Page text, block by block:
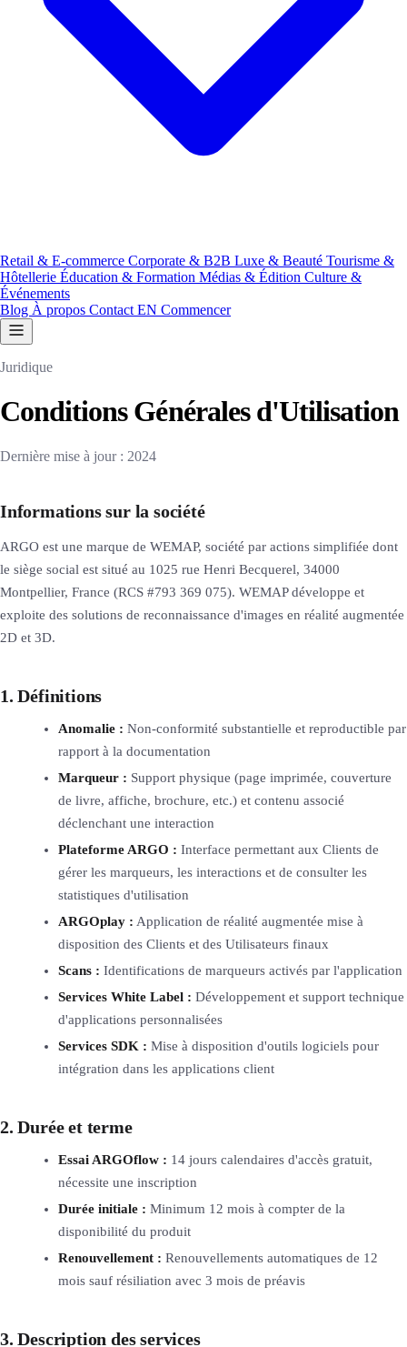
Retail & E-commerce Corporate & B2B Luxe & Beauté Tourisme &
Hôtellerie Éducation & Formation Médias & Édition Culture &
Événements
Blog À propos Contact EN Commencer
Juridique
Conditions Générales d'Utilisation
Dernière mise à jour : 2024
Informations sur la société
ARGO est une marque de WEMAP, société par actions simplifiée dont
le siège social est situé au 1025 rue Henri Becquerel, 34000
Montpellier, France (RCS #793 369 075). WEMAP développe et
exploite des solutions de reconnaissance d'images en réalité augmentée
2D et 3D.
1. Définitions
Anomalie : Non-conformité substantielle et reproductible par
rapport à la documentation
Marqueur : Support physique (page imprimée, couverture
de livre, affiche, brochure, etc.) et contenu associé
déclenchant une interaction
Plateforme ARGO : Interface permettant aux Clients de
gérer les marqueurs, les interactions et de consulter les
statistiques d'utilisation
ARGOplay : Application de réalité augmentée mise à
disposition des Clients et des Utilisateurs finaux
Scans : Identifications de marqueurs activés par l'application
Services White Label : Développement et support technique
d'applications personnalisées
Services SDK : Mise à disposition d'outils logiciels pour
intégration dans les applications client
2. Durée et terme
Essai ARGOflow : 14 jours calendaires d'accès gratuit,
nécessite une inscription
Durée initiale : Minimum 12 mois à compter de la
disponibilité du produit
Renouvellement : Renouvellements automatiques de 12
mois sauf résiliation avec 3 mois de préavis
3. Description des services